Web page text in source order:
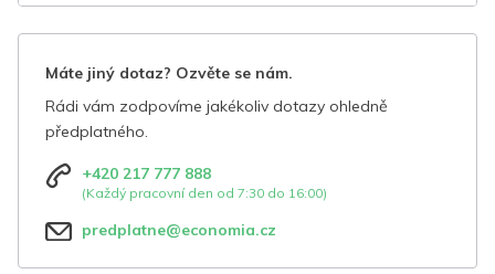
Máte jiný dotaz? Ozvěte se nám.
Rádi vám zodpovíme jakékoliv dotazy ohledně
předplatného.
+420 217 777 888
(Každý pracovní den od 7:30 do 16:00)
predplatne@economia.cz